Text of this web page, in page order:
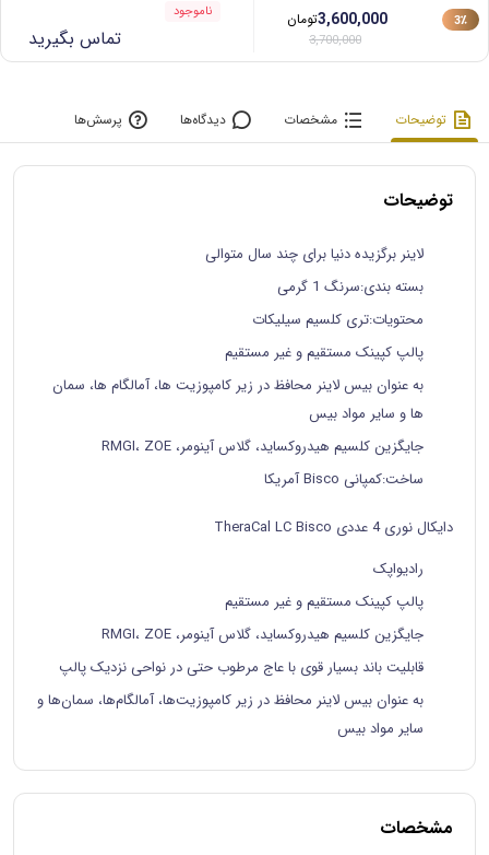
3٪ 3,600,000تومان
3,700,000
ناموجود
تماس بگیرید
توضیحات مشخصات دیدگاه‌ها پرسش‌ها
توضیحات
لاینر برگزیده دنیا برای چند سال متوالی
بسته بندی:سرنگ 1 گرمی
محتویات:تری کلسیم سیلیکات
پالپ کپینک مستقیم و غیر مستقیم
به عنوان بیس لاینر محافظ در زیر کامپوزیت ها، آمالگام ها، سمان
ها و سایر مواد بیس
جایگزین کلسیم هیدروکساید، گلاس آینومر، RMGI، ZOE
ساخت:کمپانی Bisco آمریکا
دایکال نوری 4 عددی TheraCal LC Bisco
رادیواپک
پالپ کپینک مستقیم و غیر مستقیم
جایگزین کلسیم هیدروکساید، گلاس آینومر، RMGI، ZOE
قابلیت باند بسیار قوی با عاج مرطوب حتی در نواحی نزدیک پالپ
به عنوان بیس لاینر محافظ در زیر کامپوزیت‌ها، آمالگام‌ها، سمان‌ها و
سایر مواد بیس
مشخصات